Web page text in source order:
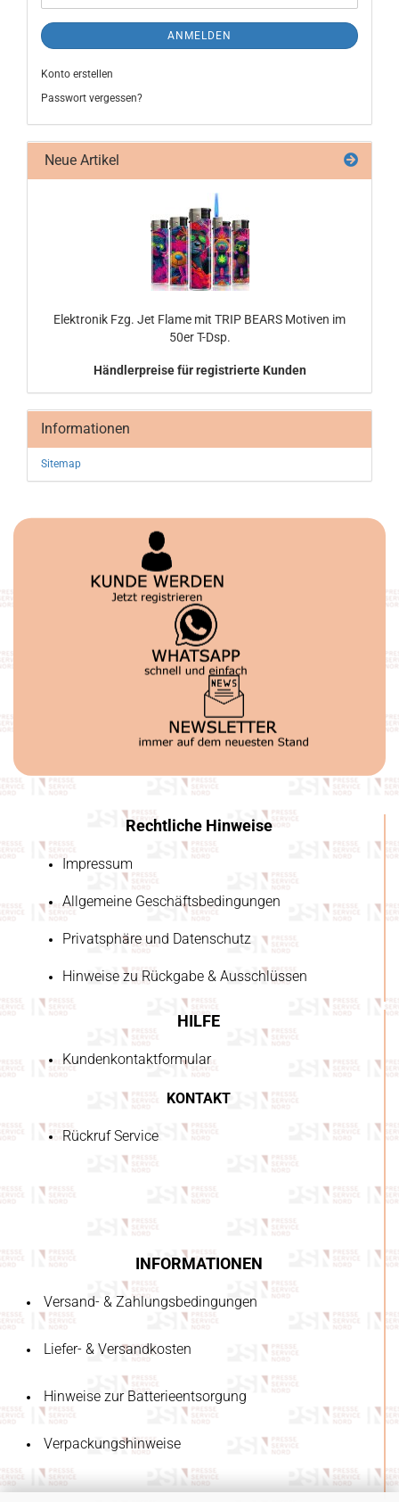
ANMELDEN
Konto erstellen
Passwort vergessen?
Neue Artikel
Elek­tro­nik Fzg. Jet Flame mit TRIP BEARS Mo­ti­ven im
50er T-Dsp.
Händlerpreise für registrierte Kunden
Informationen
Sitemap
Rechtliche Hinweise
Impressum
Allgemeine Geschäftsbedingungen
Privatsphäre und Datenschutz
Hinweise zu Rückgabe & Ausschlüssen
HILFE
Kundenkontaktformular
KONTAKT
Rückruf Service
INFORMATIONEN
Versand- & Zahlungsbedingungen
Liefer- & Versandkosten
Hinweise zur Batterieentsorgung
Verpackungshinweise